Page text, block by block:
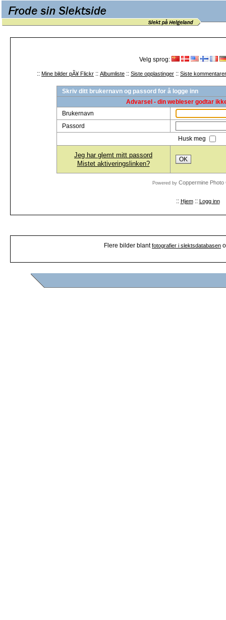
Velg sprog:
:: Mine bilder pÃ¥ Flickr :: Albumliste :: Siste opplastinger :: Siste kommentarer
Skriv ditt brukernavn og passord for å logge inn
Advarsel - din webleser godtar
Brukernavn
Passord
Husk meg
Jeg har glemt mitt passord
Mistet aktiveringslinken?
OK
Powered by Coppermine Photo
:: Hjem:: Logg inn
Flere bilder blantfotografier i slektsdatabasen